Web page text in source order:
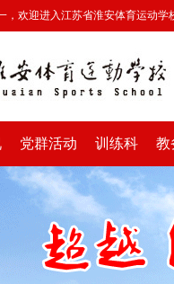
，欢迎进入江苏省淮安体育运动学
党群活动 训练科 教